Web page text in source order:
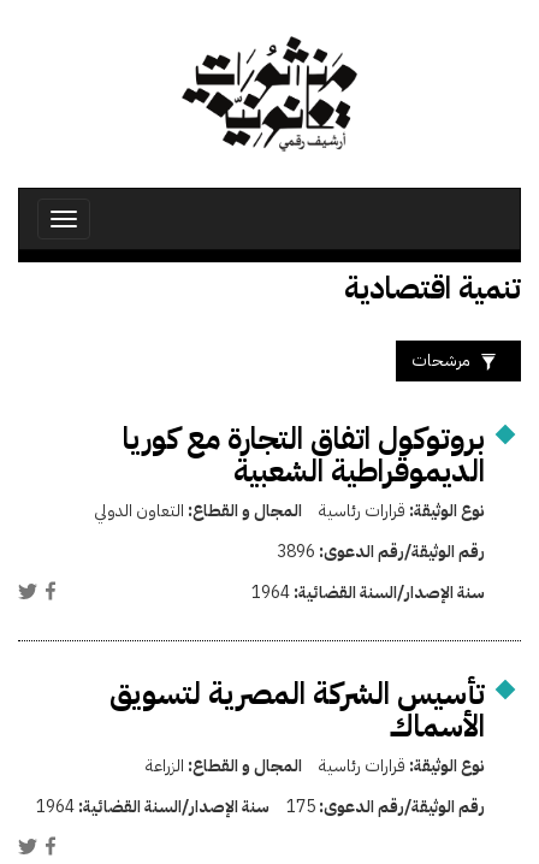
Toggle
تنمية اقتصادية
مرشحات
بروتوكول اتفاق التجارة مع كوريا
الديموقراطية الشعبية
نوع الوثيقة: قرارات رئاسية المجال و القطاع: التعاون الدولي
رقم الوثيقة/رقم الدعوى: 3896
سنة الإصدار/السنة القضائية:1964
تأسيس الشركة المصرية لتسويق
الأسماك
نوع الوثيقة: قرارات رئاسية المجال و القطاع: الزراعة
رقم الوثيقة/رقم الدعوى:175 سنة الإصدار/السنة القضائية:1964